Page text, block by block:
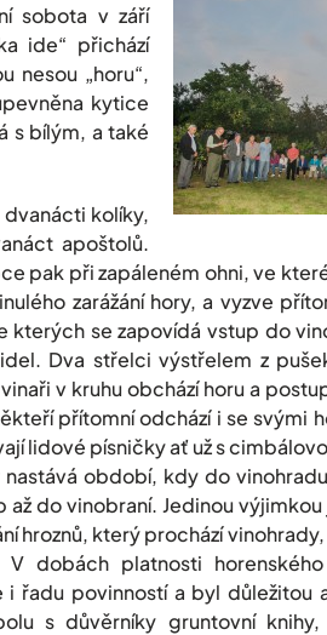
sobota v září
ide“ přichází
nesou „horu“,
kytice
s bílým, a také
kolíky,
apoštolů.
pak při zapáleném ohni, ve
zarážání hory, a vyzve
se zapovídá vstup do
Dva střelci výstřelem z
v kruhu obchází horu a
přítomní odchází i se svými
lidové písničky ať už s
nastává období, kdy do
až do vinobraní. Jedinou
hroznů, který prochází
dobách platnosti
i řadu povinností a byl důležitou
s důvěrníky gruntovní